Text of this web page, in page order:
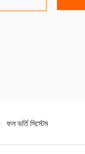
ফল ভর্তি সিস্টেম